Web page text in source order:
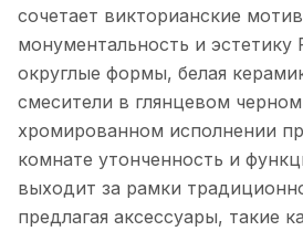
сочетает викторианские
монументальность и эстетику
округлые формы, белая
смесители в глянцевом
хромированном исполнении
комнате утонченность и
выходит за рамки
предлагая аксессуары, такие